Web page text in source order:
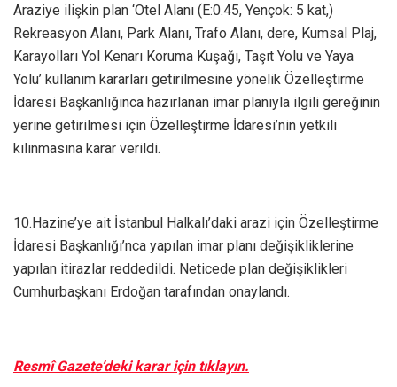
Araziye ilişkin plan ‘Otel Alanı (E:0.45, Yençok: 5 kat,)
Rekreasyon Alanı, Park Alanı, Trafo Alanı, dere, Kumsal Plaj,
Karayolları Yol Kenarı Koruma Kuşağı, Taşıt Yolu ve Yaya
Yolu’ kullanım kararları getirilmesine yönelik Özelleştirme
İdaresi Başkanlığınca hazırlanan imar planıyla ilgili gereğinin
yerine getirilmesi için Özelleştirme İdaresi’nin yetkili
kılınmasına karar verildi.
10.Hazine’ye ait İstanbul Halkalı’daki arazi için Özelleştirme
İdaresi Başkanlığı’nca yapılan imar planı değişikliklerine
yapılan itirazlar reddedildi. Neticede plan değişiklikleri
Cumhurbaşkanı Erdoğan tarafından onaylandı.
Resmî Gazete’deki karar için tıklayın.